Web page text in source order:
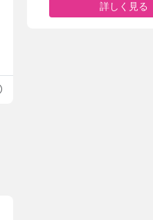
詳しく見る